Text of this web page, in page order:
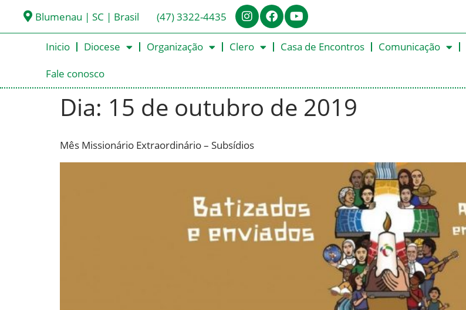
Blumenau | SC | Brasil (47) 3322-4435
Inicio Diocese Organização Clero Casa de Encontros Comunicação
Fale conosco
Dia: 15 de outubro de 2019
Mês Missionário Extraordinário – Subsídios